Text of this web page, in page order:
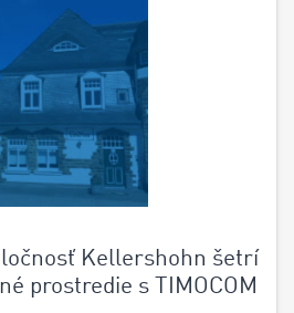
Kellershohn šetrí
prostredie s TIMOCOM